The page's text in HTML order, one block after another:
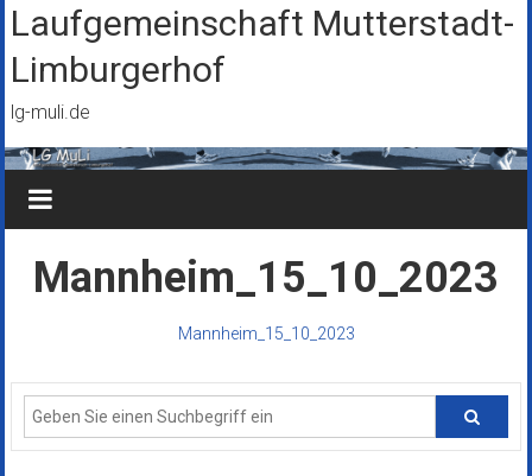
Zum
Inhalt
springen
Laufgemeinschaft Mutterstadt-
Limburgerhof
lg-muli.de
Mannheim_15_10_2023
Mannheim_15_10_2023